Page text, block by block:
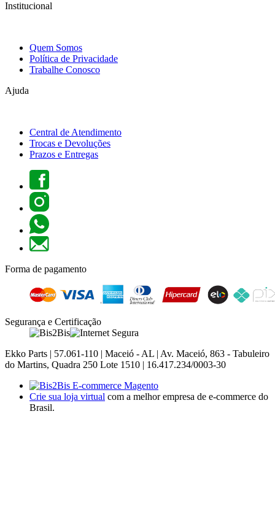
Institucional
Quem Somos
Política de Privacidade
Trabalhe Conosco
Ajuda
Central de Atendimento
Trocas e Devoluções
Prazos e Entregas
Forma de pagamento
Segurança e Certificação
Ekko Parts | 57.061-110 | Maceió - AL | Av. Maceió, 863 - Tabuleiro
do Martins, Quadra 250 Lote 1510 | 16.417.234/0003-30
Crie sua loja virtual com a melhor empresa de e-commerce do
Brasil.